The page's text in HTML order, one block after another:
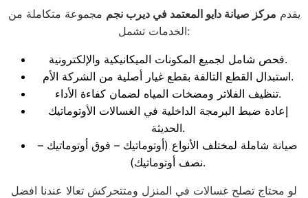
يقدم مركز صيانة دايو المعتمد في ديرب نجم مجموعة متكاملة من
الخدمات تشمل:
فحص شامل لجميع المكونات الميكانيكية والإلكترونية.
استبدال القطع التالفة بقطع غيار أصلية من الشركة الأم.
تنظيف الفلاتر ومضخات المياه لضمان كفاءة الأداء.
إعادة ضبط البرمجة الداخلية في الغسالات الأوتوماتيك
الحديثة.
صيانة شاملة لمختلف الأنواع (أوتوماتيك – فوق أوتوماتيك –
نصف أوتوماتيك).
لو محتاج تصلح غسالات في المنزل ومتتحركش تعالا عندنا افضل